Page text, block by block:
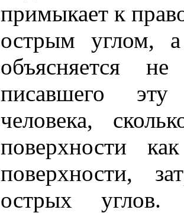
примыкает к
острым углом,
объясняется
писавшего эту
человека,
поверхности
поверхности,
острых углов.